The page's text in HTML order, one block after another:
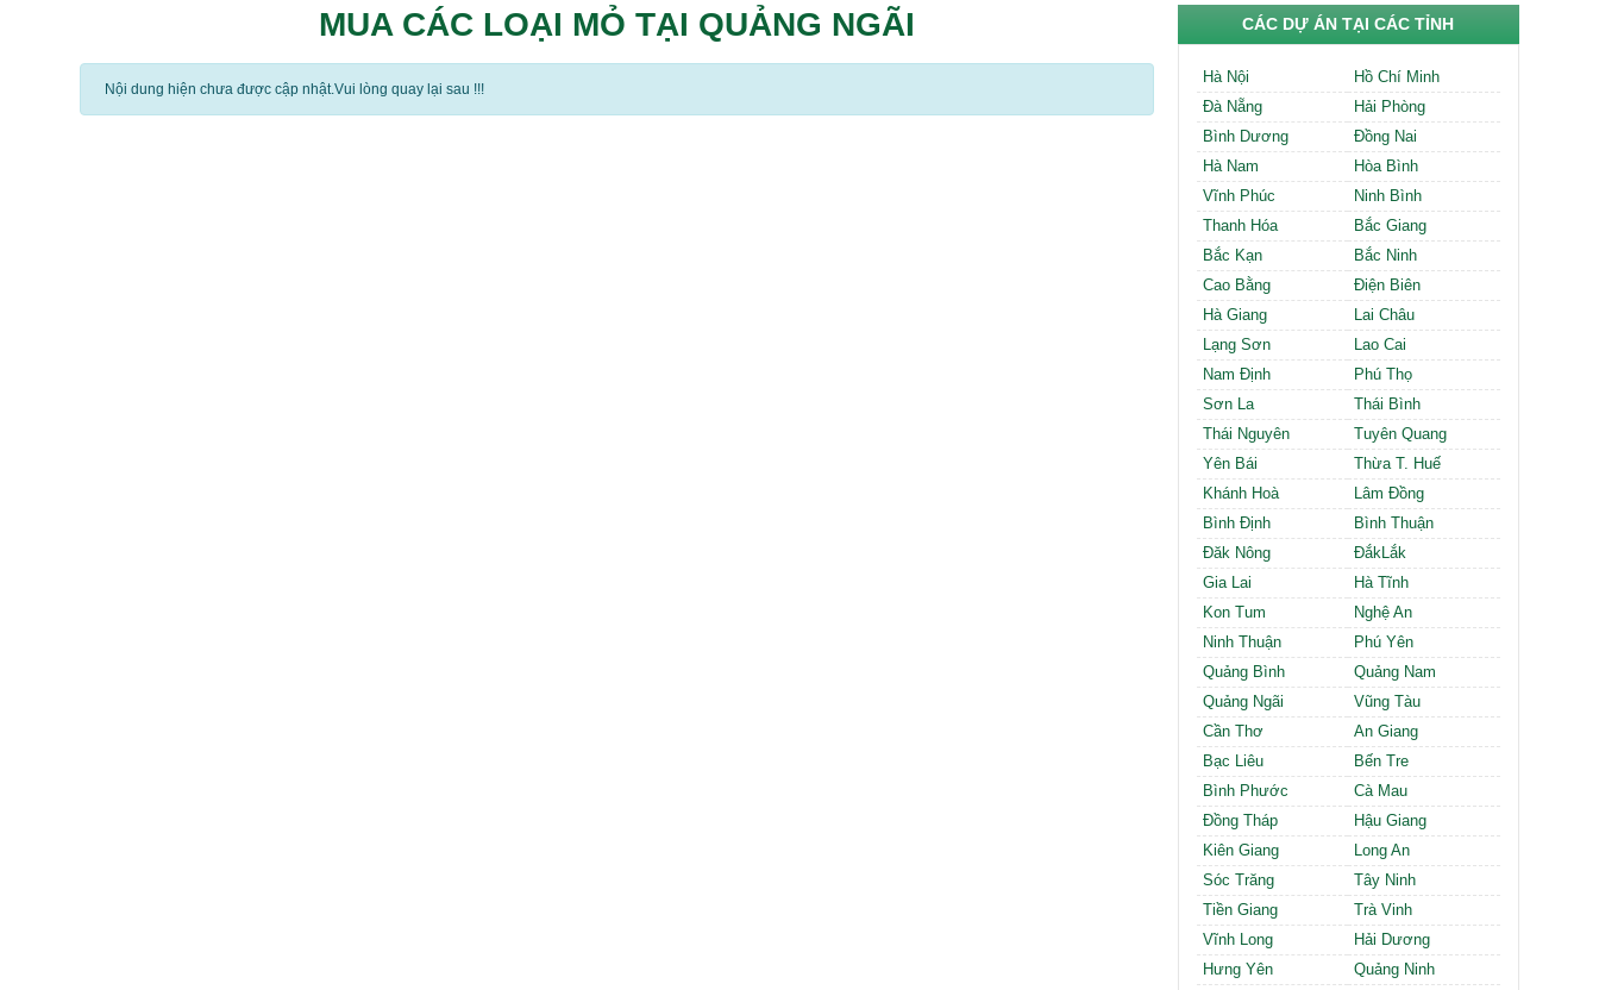
Cần thuê MBKD tại Phường Yên Hòa
Cần thuê MBKD tại Phường Nghĩa Độ
Cần thuê MBKD tại Phường Phương Liệt
Cần thuê MBKD tại Phường Khương Đình
Cần thuê MBKD tại Phường Yên Sở
Cần thuê MBKD tại Phường Hoàng Liệt
Cần thuê MBKD tại Phường Định Công
Cần thuê MBKD tại Phường Tương Mai
Cần thuê MBKD tại Phường Vĩnh Hưng
Cần thuê MBKD tại Phường Lĩnh Nam
Cần thuê MBKD tại Phường Hồng Hà
Cần thuê MBKD tại Phường Láng
Cần thuê MBKD tại Phường Văn Miếu
Cần thuê MBKD tại Phường Kim Liên
Cần thuê MBKD tại Phường Bạch Mai
Cần thuê MBKD tại Phường Vĩnh Tuy
MUA CÁC LOẠI MỎ TẠI QUẢNG NGÃI
Nội dung hiện chưa được cập nhật.Vui lòng quay lại sau !!!
CÁC DỰ ÁN TẠI CÁC TỈNH
Hà Nội
Hồ Chí Minh
Đà Nẵng
Hải Phòng
Bình Dương
Đồng Nai
Hà Nam
Hòa Bình
Vĩnh Phúc
Ninh Bình
Thanh Hóa
Bắc Giang
Bắc Kạn
Bắc Ninh
Cao Bằng
Điện Biên
Hà Giang
Lai Châu
Lạng Sơn
Lao Cai
Nam Định
Phú Thọ
Sơn La
Thái Bình
Thái Nguyên
Tuyên Quang
Yên Bái
Thừa T. Huế
Khánh Hoà
Lâm Đồng
Bình Định
Bình Thuận
Đăk Nông
ĐắkLắk
Gia Lai
Hà Tĩnh
Kon Tum
Nghệ An
Ninh Thuận
Phú Yên
Quảng Bình
Quảng Nam
Quảng Ngãi
Vũng Tàu
Cần Thơ
An Giang
Bạc Liêu
Bến Tre
Bình Phước
Cà Mau
Đồng Tháp
Hậu Giang
Kiên Giang
Long An
Sóc Trăng
Tây Ninh
Tiền Giang
Trà Vinh
Vĩnh Long
Hải Dương
Hưng Yên
Quảng Ninh